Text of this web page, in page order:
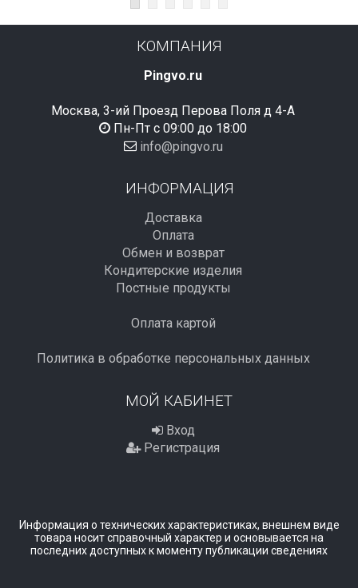
КОМПАНИЯ
Pingvo.ru
Москва, 3-ий Проезд Перова Поля д 4-А
Пн-Пт с 09:00 до 18:00
info@pingvo.ru
ИНФОРМАЦИЯ
Доставка
Оплата
Обмен и возврат
Кондитерские изделия
Постные продукты
Оплата картой
Политика в обработке персональных данных
МОЙ КАБИНЕТ
Вход
Регистрация
Информация о технических характеристиках, внешнем виде
товара носит справочный характер и основывается на
последних доступных к моменту публикации сведениях